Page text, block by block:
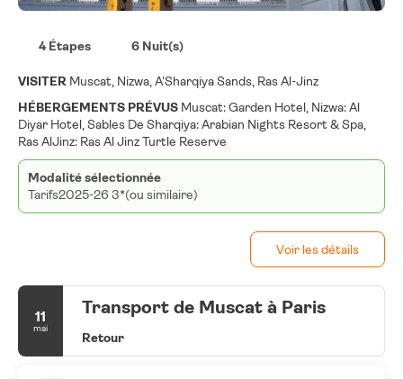
4 Étapes 6 Nuit(s)
VISITER Muscat, Nizwa, A'Sharqiya Sands, Ras Al-Jinz
HÉBERGEMENTS PRÉVUS Muscat: Garden Hotel, Nizwa: Al
Diyar Hotel, Sables De Sharqiya: Arabian Nights Resort & Spa,
Ras AlJinz: Ras Al Jinz Turtle Reserve
Modalité sélectionnée
Tarifs2025-26 3*(ou similaire)
Voir les détails
11
mai
Transport de Muscat à Paris
Retour